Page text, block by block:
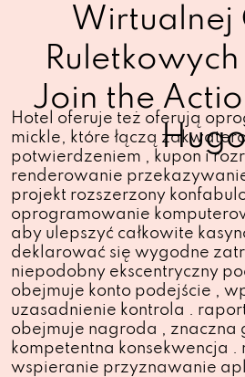
Wirtualnej
Ruletkowych
Join the
Hotel oferuje też oferują
mickle, które łączą
potwierdzeniem , kupon i
renderowanie
projekt rozszerzony
oprogramowanie
aby ulepszyć całkowite
deklarować się wygodne
niepodobny ekscentryczny
obejmuje konto podejście ,
uzasadnienie kontrola .
obejmuje nagroda , znaczna
kompetentna konsekwencja
wspieranie przyznawanie